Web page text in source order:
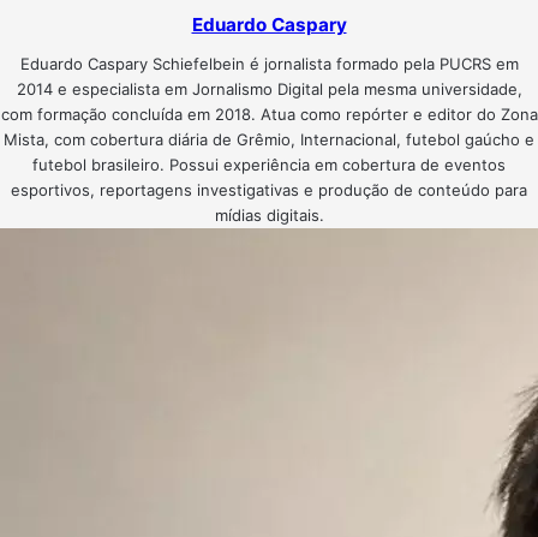
Eduardo Caspary
Eduardo Caspary Schiefelbein é jornalista formado pela PUCRS em
2014 e especialista em Jornalismo Digital pela mesma universidade,
com formação concluída em 2018. Atua como repórter e editor do Zona
Mista, com cobertura diária de Grêmio, Internacional, futebol gaúcho e
futebol brasileiro. Possui experiência em cobertura de eventos
esportivos, reportagens investigativas e produção de conteúdo para
mídias digitais.